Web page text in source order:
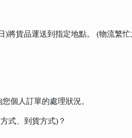
貨品運送到指定地點。 (物流繁忙
個人訂單的處理狀況。
式、到貨方式)？